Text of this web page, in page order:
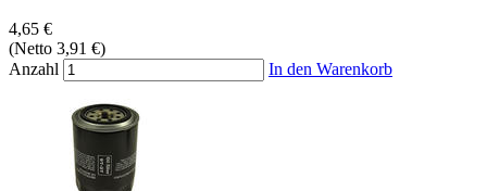
4,65 €
(Netto 3,91 €)
Anzahl
In den Warenkorb